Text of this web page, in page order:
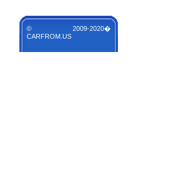
© 2009-2020�
CARFROM.US